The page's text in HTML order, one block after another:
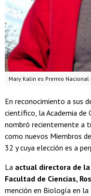
Mary Kalin es Premio
En reconocimiento a sus
científico, la Academia de
nombró recientemente a
como nuevos Miembros
32 y cuya elección es a
La actual directora de
Facultad de Ciencias,
mención en Biología en la